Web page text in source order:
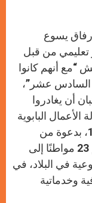
جمعية رفاق يسوع
من قبل
“مع أنهم كانوا
السادس عشر”،
أن يغادروا
البابوية
التبشيرية، ولم يعودوا إلاّ في العام 1994، بدعوة من
أساقفة بنغلادش. منذ ذلك الحين، انضمّ 23 مواطنًا إلى
في البلاد، في
وخدماتية